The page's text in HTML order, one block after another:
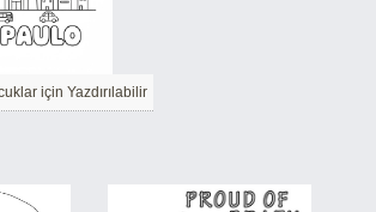
için Yazdırılabilir